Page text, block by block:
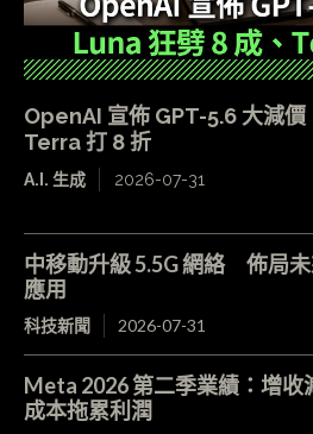
OpenAI 宣佈 GPT-5.6 大減價
Terra 打 8 折
A.I. 生成 2026-07-31
中移動升級 5.5G 網絡 佈局
應用
科技新聞 2026-07-31
Meta 2026 第二季業績：增
成本拖累利潤